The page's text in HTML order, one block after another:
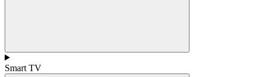
Smart TV